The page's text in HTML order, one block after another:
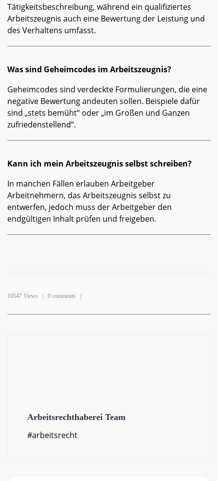
Tätigkeitsbeschreibung, während ein qualifiziertes
Arbeitszeugnis auch eine Bewertung der Leistung und
des Verhaltens umfasst.
Was sind Geheimcodes im Arbeitszeugnis?
Geheimcodes sind verdeckte Formulierungen, die eine
negative Bewertung andeuten sollen. Beispiele dafür
sind „stets bemüht“ oder „im Großen und Ganzen
zufriedenstellend“.
Kann ich mein Arbeitszeugnis selbst schreiben?
In manchen Fällen erlauben Arbeitgeber
Arbeitnehmern, das Arbeitszeugnis selbst zu
entwerfen, jedoch muss der Arbeitgeber den
endgültigen Inhalt prüfen und freigeben.
10547 Views | 0 comments
Arbeitsrechthaberei Team
#arbeitsrecht